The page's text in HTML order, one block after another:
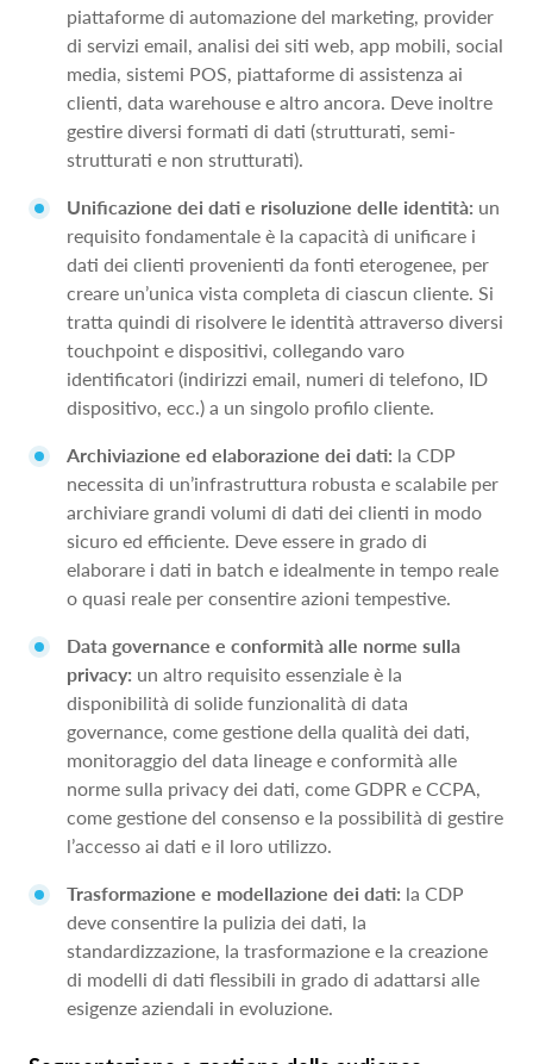
piattaforme di automazione del marketing, provider
di servizi email, analisi dei siti web, app mobili, social
media, sistemi POS, piattaforme di assistenza ai
clienti, data warehouse e altro ancora. Deve inoltre
gestire diversi formati di dati (strutturati, semi-
strutturati e non strutturati).
Unificazione dei dati e risoluzione delle identità: un
requisito fondamentale è la capacità di unificare i
dati dei clienti provenienti da fonti eterogenee, per
creare un’unica vista completa di ciascun cliente. Si
tratta quindi di risolvere le identità attraverso diversi
touchpoint e dispositivi, collegando varo
identificatori (indirizzi email, numeri di telefono, ID
dispositivo, ecc.) a un singolo profilo cliente.
Archiviazione ed elaborazione dei dati: la CDP
necessita di un’infrastruttura robusta e scalabile per
archiviare grandi volumi di dati dei clienti in modo
sicuro ed efficiente. Deve essere in grado di
elaborare i dati in batch e idealmente in tempo reale
o quasi reale per consentire azioni tempestive.
Data governance e conformità alle norme sulla
privacy: un altro requisito essenziale è la
disponibilità di solide funzionalità di data
governance, come gestione della qualità dei dati,
monitoraggio del data lineage e conformità alle
norme sulla privacy dei dati, come GDPR e CCPA,
come gestione del consenso e la possibilità di gestire
l’accesso ai dati e il loro utilizzo.
Trasformazione e modellazione dei dati: la CDP
deve consentire la pulizia dei dati, la
standardizzazione, la trasformazione e la creazione
di modelli di dati flessibili in grado di adattarsi alle
esigenze aziendali in evoluzione.